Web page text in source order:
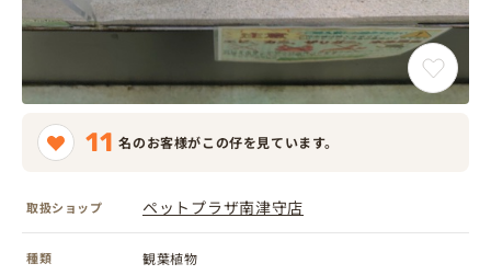
11 名のお客様がこの仔を見ています。
取扱ショップ ペットプラザ南津守店
種類 観葉植物